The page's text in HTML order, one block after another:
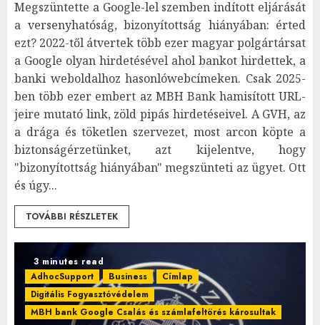
Megszüntette a Google-lel szemben indított eljárását
a versenyhatóság, bizonyítottság hiányában: érted
ezt? 2022-től átvertek több ezer magyar polgártársat
a Google olyan hirdetésével ahol bankot hirdettek, a
banki weboldalhoz hasonlówebcímeken. Csak 2025-
ben több ezer embert az MBH Bank hamisított URL-
jeire mutató link, zöld pipás hirdetéseivel. A GVH, az
a drága és töketlen szervezet, most arcon köpte a
biztonságérzetünket, azt kijelentve, hogy
"bizonyítottság hiányában" megszünteti az ügyet. Ott
és úgy...
TOVÁBBI RÉSZLETEK
3 minutes read
AdhocSupport
Business
Címlap
Digitális Fogyasztóvédelem
MBH bank Google Csalás és számlafeltörés károsultak